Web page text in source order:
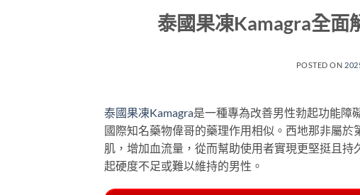
泰國果凍Kamagra全面
POSTED ON
泰國果凍Kamagra是一種專為改善男性勃起功能障
國際知名藥物偉哥的藥理作用相似。西地那非屬
肌，增加血流量，從而幫助使用者實現更堅挺且持
起硬度不足或難以維持的男性。